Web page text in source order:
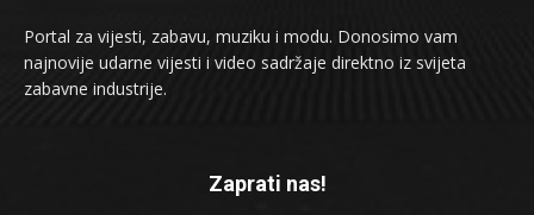
Portal za vijesti, zabavu, muziku i modu. Donosimo vam
najnovije udarne vijesti i video sadržaje direktno iz svijeta
zabavne industrije.
Zaprati nas!